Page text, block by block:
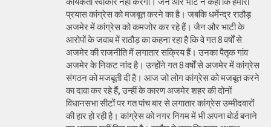
प्रयास कांग्रेस को मजबूत करने का है। जबकि धर्मेन्द्र राठौड़
अजमेर में कांग्रेस को कमजोर कर रहे हैं। जैन और भाटी के
आरोपों के जवाब में राठौड़ का कहना रहा है कि वे गत 8 वर्षों से
अजमेर की राजनीति में लगातार सक्रिय हैं। उनका पैतृक गांव
अजमेर के निकट नांद है। उन्होंने गत 8 वर्षों से अजमेर में कांग्रेस
संगठन को मजबूती दी है। आज जो लोग कांग्रेस को मजबूत करने
का दावा कर रहे हैं, उन्हीं के कारण अजमेर शहर की दोनों
विधानसभा सीटों पर गत पांच बार से लगातार कांग्रेस उम्मीदवारों
की हार हो रही है। कांग्रेस को नगर निगम में भी अपना बोर्ड बनाने